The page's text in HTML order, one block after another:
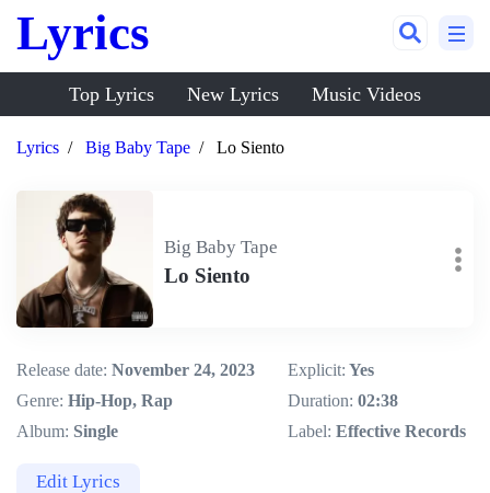
Lyrics
Top Lyrics New Lyrics Music Videos
Lyrics Big Baby Tape Lo Siento
Big Baby Tape
Lo Siento
Release date: November 24, 2023
Genre: Hip-Hop, Rap
Album: Single
Explicit: Yes
Duration: 02:38
Label: Effective Records
Edit Lyrics